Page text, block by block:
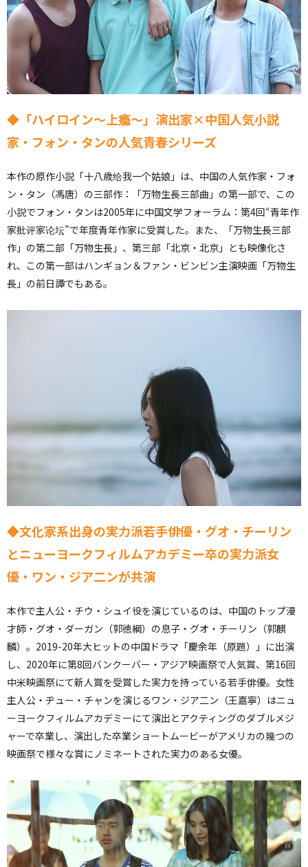
◆「ハイロイン～上瘾～」演出家×中国人気小説
家・フォン・タンの人気青春シリーズ
本作の原作小説「十八歳给我一个姑娘」は、中国の人気作家・フォ
ン・タン（馮唐）の三部作：「万物生長三部曲」の第一部で、この
小説でフォン・タンは2005年に中国文学フォーラム：第4回“青年作
家批评家论坛”で年度青年作家に受賞した。また、「万物生長三部
作」の第二部「万物生長」、第三部「北京・北京」とも映像化さ
れ、この第一部はハンギョン＆ファン・ビンビン主演映画「万物生
長」の前日譚でもある。
◆文化家系出身の実力派若手俳優・グオ・チーリン
とニューヨークフィルムアカデミー卒の実力派女
優・ワン・ジア二ンが共演
本作で主人公・チウ・シュイ役を演じているのは、中国のトップ漫
才師・グオ・ダーガン（郭徳綱）の息子・グオ・チーリン（郭麒
麟）。2019-20年大ヒットの中国ドラマ「慶余年（原題）」に出演
し、2020年に第8回バンクーバー・アジア映画祭で人気賞、第16回
中米映画祭にて新人賞を受賞した実力を持っている若手俳優。女性
主人公・ヂュー・チャンを演じるワン・ジア二ン（王嘉寧）はニュ
ーヨークフィルムアカデミーにて演出とアクティングのダブルメジ
ャーで卒業し、演出した卒業ショートムービーがアメリカの幾つの
映画祭で様々な賞にノミネートされた実力のある女優。